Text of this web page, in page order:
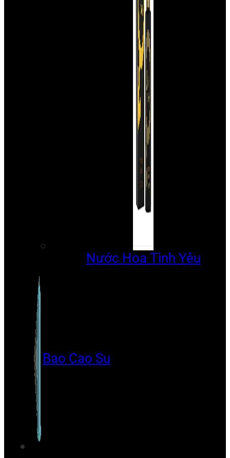
Nước Hoa Tình Yêu
Bao Cao Su